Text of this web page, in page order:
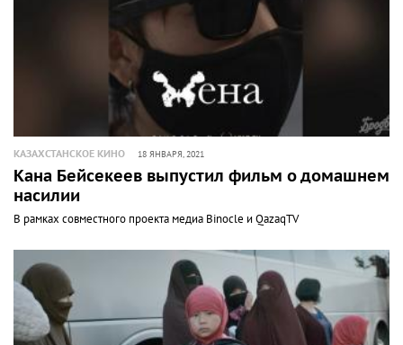
КАЗАХСТАНСКОЕ КИНО 18 ЯНВАРЯ, 2021
Кана Бейсекеев выпустил фильм о домашнем
насилии
В рамках совместного проекта медиа Binocle и QazaqTV